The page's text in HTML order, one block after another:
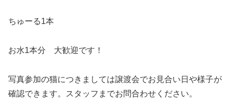
ちゅーる1本
お水1本分 大歓迎です！
写真参加の猫につきましては譲渡会でお見合い日や様子が
確認できます。スタッフまでお問合わせください。